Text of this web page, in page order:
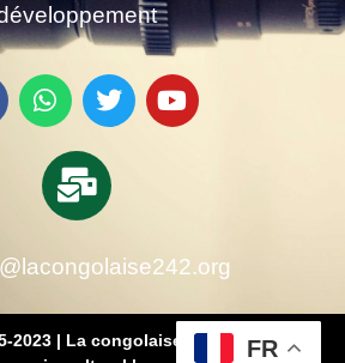
2023 | La congolaise 242 – média
FR